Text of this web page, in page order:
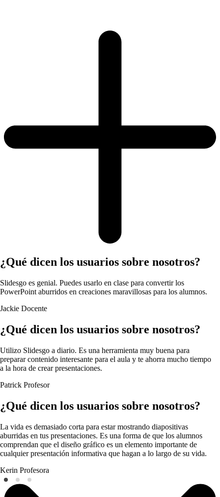
¿Qué dicen los usuarios sobre nosotros?
Slidesgo es genial. Puedes usarlo en clase para convertir los
PowerPoint aburridos en creaciones maravillosas para los alumnos.
Jackie Docente
¿Qué dicen los usuarios sobre nosotros?
Utilizo Slidesgo a diario. Es una herramienta muy buena para
preparar contenido interesante para el aula y te ahorra mucho tiempo
a la hora de crear presentaciones.
Patrick Profesor
¿Qué dicen los usuarios sobre nosotros?
La vida es demasiado corta para estar mostrando diapositivas
aburridas en tus presentaciones. Es una forma de que los alumnos
comprendan que el diseño gráfico es un elemento importante de
cualquier presentación informativa que hagan a lo largo de su vida.
Kerin Profesora